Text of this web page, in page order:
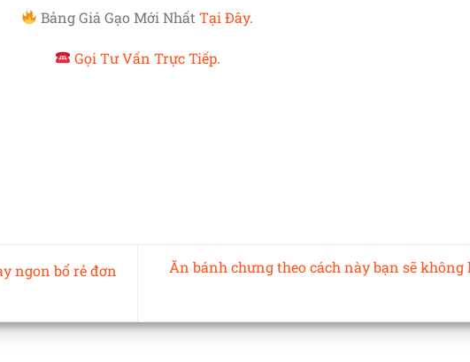
Bảng Giá Gạo Mới NhấtTại Đây.
Gọi Tư Vấn Trực Tiếp.
ngon bổ rẻ đơn
Ăn bánh chưng theo cách này bạn sẽ không